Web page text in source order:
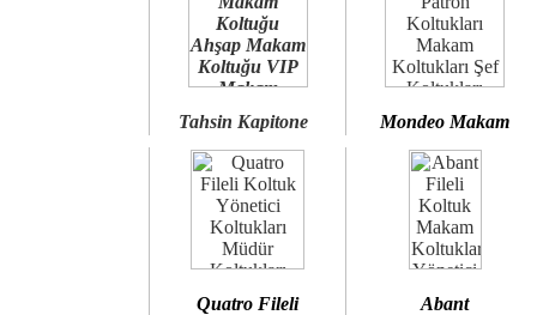
Tahsin Kapitone Mondeo Makam
Quatro Fileli Abant